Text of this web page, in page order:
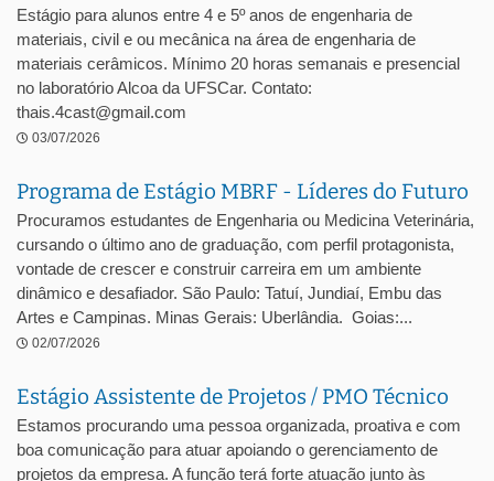
Estágio para alunos entre 4 e 5º anos de engenharia de
materiais, civil e ou mecânica na área de engenharia de
materiais cerâmicos. Mínimo 20 horas semanais e presencial
no laboratório Alcoa da UFSCar. Contato:
thais.4cast@gmail.com
03/07/2026
Programa de Estágio MBRF - Líderes do Futuro
Procuramos estudantes de Engenharia ou Medicina Veterinária,
cursando o último ano de graduação, com perfil protagonista,
vontade de crescer e construir carreira em um ambiente
dinâmico e desafiador. São Paulo: Tatuí, Jundiaí, Embu das
Artes e Campinas. Minas Gerais: Uberlândia. Goias:...
02/07/2026
Estágio Assistente de Projetos / PMO Técnico
Estamos procurando uma pessoa organizada, proativa e com
boa comunicação para atuar apoiando o gerenciamento de
projetos da empresa. A função terá forte atuação junto às